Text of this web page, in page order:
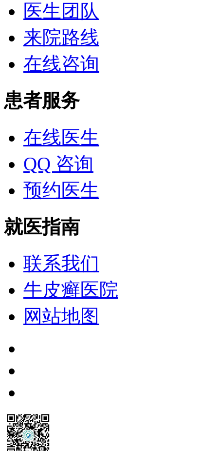
医生团队
来院路线
在线咨询
患者服务
在线医生
QQ 咨询
预约医生
就医指南
联系我们
牛皮癣医院
网站地图